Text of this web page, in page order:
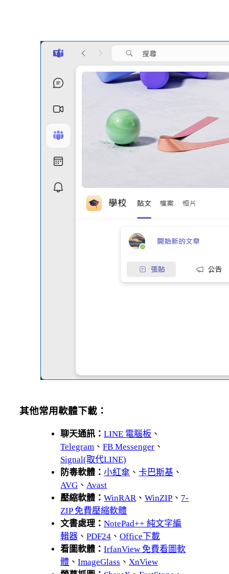
其他常用軟體下載：
聊天通訊：LINE 電腦板 、
Telegram 、FB Messenger 、
Signal(取代LINE)
防毒軟體：小紅傘 、卡巴斯基 、
AVG 、 Avast
壓縮軟體：WinRAR 、WinZIP 、 7-
ZIP 免費壓縮軟體
文書處理：NotePad++ 純文字編
輯器 、PDF24 、Office下載
看圖軟體：IrfanView 免費看圖軟
體 、ImageGlass 、 XnView